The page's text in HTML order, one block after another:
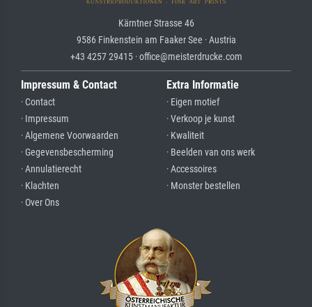
Kärntner Strasse 46
9586 Finkenstein am Faaker See · Austria
+43 4257 29415 · office@meisterdrucke.com
Impressum & Contact
· Contact
· Impressum
· Algemene Voorwaarden
· Gegevensbescherming
· Annulatierecht
· Klachten
· Over Ons
Extra Informatie
· Eigen motief
· Verkoop je kunst
· Kwaliteit
· Beelden van ons werk
· Accessoires
· Monster bestellen